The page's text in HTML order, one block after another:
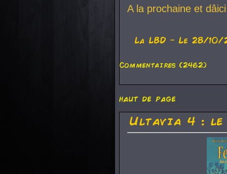
A la prochaine et
La LBD - Le 28/10/
Commentaires (2462)
haut de page
Ultavia 4 :